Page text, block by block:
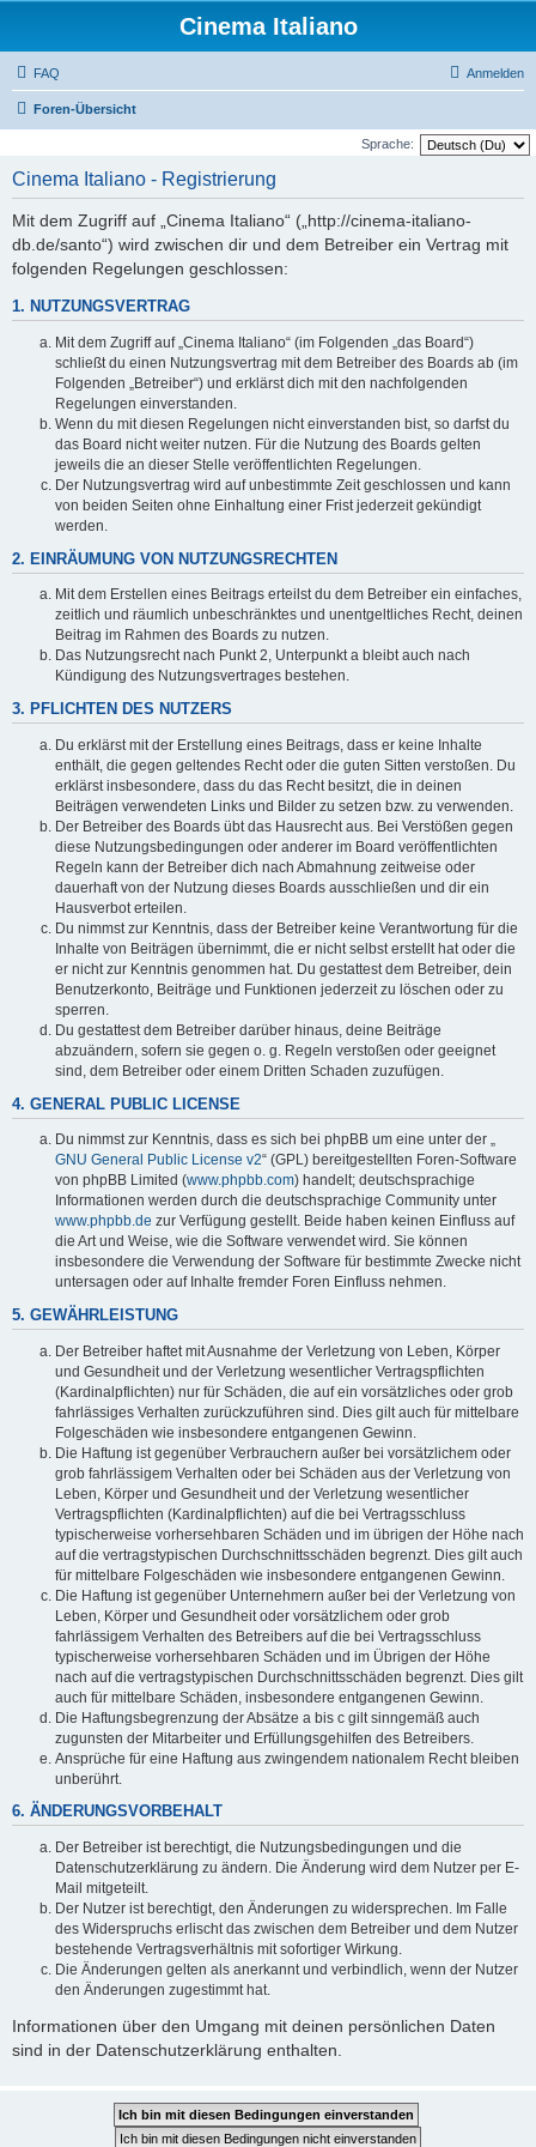
Cinema Italiano
FAQ Anmelden
Foren-Übersicht
Sprache:
Cinema Italiano - Registrierung
Mit dem Zugriff auf „Cinema Italiano“ („http://cinema-italiano-
db.de/santo“) wird zwischen dir und dem Betreiber ein Vertrag mit
folgenden Regelungen geschlossen:
1. NUTZUNGSVERTRAG
Mit dem Zugriff auf „Cinema Italiano“ (im Folgenden „das Board“)
schließt du einen Nutzungsvertrag mit dem Betreiber des Boards ab (im
Folgenden „Betreiber“) und erklärst dich mit den nachfolgenden
Regelungen einverstanden.
Wenn du mit diesen Regelungen nicht einverstanden bist, so darfst du
das Board nicht weiter nutzen. Für die Nutzung des Boards gelten
jeweils die an dieser Stelle veröffentlichten Regelungen.
Der Nutzungsvertrag wird auf unbestimmte Zeit geschlossen und kann
von beiden Seiten ohne Einhaltung einer Frist jederzeit gekündigt
werden.
2. EINRÄUMUNG VON NUTZUNGSRECHTEN
Mit dem Erstellen eines Beitrags erteilst du dem Betreiber ein einfaches,
zeitlich und räumlich unbeschränktes und unentgeltliches Recht, deinen
Beitrag im Rahmen des Boards zu nutzen.
Das Nutzungsrecht nach Punkt 2, Unterpunkt a bleibt auch nach
Kündigung des Nutzungsvertrages bestehen.
3. PFLICHTEN DES NUTZERS
Du erklärst mit der Erstellung eines Beitrags, dass er keine Inhalte
enthält, die gegen geltendes Recht oder die guten Sitten verstoßen. Du
erklärst insbesondere, dass du das Recht besitzt, die in deinen
Beiträgen verwendeten Links und Bilder zu setzen bzw. zu verwenden.
Der Betreiber des Boards übt das Hausrecht aus. Bei Verstößen gegen
diese Nutzungsbedingungen oder anderer im Board veröffentlichten
Regeln kann der Betreiber dich nach Abmahnung zeitweise oder
dauerhaft von der Nutzung dieses Boards ausschließen und dir ein
Hausverbot erteilen.
Du nimmst zur Kenntnis, dass der Betreiber keine Verantwortung für die
Inhalte von Beiträgen übernimmt, die er nicht selbst erstellt hat oder die
er nicht zur Kenntnis genommen hat. Du gestattest dem Betreiber, dein
Benutzerkonto, Beiträge und Funktionen jederzeit zu löschen oder zu
sperren.
Du gestattest dem Betreiber darüber hinaus, deine Beiträge
abzuändern, sofern sie gegen o. g. Regeln verstoßen oder geeignet
sind, dem Betreiber oder einem Dritten Schaden zuzufügen.
4. GENERAL PUBLIC LICENSE
Du nimmst zur Kenntnis, dass es sich bei phpBB um eine unter der „
GNU General Public License v2“ (GPL) bereitgestellten Foren-Software
von phpBB Limited (www.phpbb.com) handelt; deutschsprachige
Informationen werden durch die deutschsprachige Community unter
www.phpbb.de zur Verfügung gestellt. Beide haben keinen Einfluss auf
die Art und Weise, wie die Software verwendet wird. Sie können
insbesondere die Verwendung der Software für bestimmte Zwecke nicht
untersagen oder auf Inhalte fremder Foren Einfluss nehmen.
5. GEWÄHRLEISTUNG
Der Betreiber haftet mit Ausnahme der Verletzung von Leben, Körper
und Gesundheit und der Verletzung wesentlicher Vertragspflichten
(Kardinalpflichten) nur für Schäden, die auf ein vorsätzliches oder grob
fahrlässiges Verhalten zurückzuführen sind. Dies gilt auch für mittelbare
Folgeschäden wie insbesondere entgangenen Gewinn.
Die Haftung ist gegenüber Verbrauchern außer bei vorsätzlichem oder
grob fahrlässigem Verhalten oder bei Schäden aus der Verletzung von
Leben, Körper und Gesundheit und der Verletzung wesentlicher
Vertragspflichten (Kardinalpflichten) auf die bei Vertragsschluss
typischerweise vorhersehbaren Schäden und im übrigen der Höhe nach
auf die vertragstypischen Durchschnittsschäden begrenzt. Dies gilt auch
für mittelbare Folgeschäden wie insbesondere entgangenen Gewinn.
Die Haftung ist gegenüber Unternehmern außer bei der Verletzung von
Leben, Körper und Gesundheit oder vorsätzlichem oder grob
fahrlässigem Verhalten des Betreibers auf die bei Vertragsschluss
typischerweise vorhersehbaren Schäden und im Übrigen der Höhe
nach auf die vertragstypischen Durchschnittsschäden begrenzt. Dies gilt
auch für mittelbare Schäden, insbesondere entgangenen Gewinn.
Die Haftungsbegrenzung der Absätze a bis c gilt sinngemäß auch
zugunsten der Mitarbeiter und Erfüllungsgehilfen des Betreibers.
Ansprüche für eine Haftung aus zwingendem nationalem Recht bleiben
unberührt.
6. ÄNDERUNGSVORBEHALT
Der Betreiber ist berechtigt, die Nutzungsbedingungen und die
Datenschutzerklärung zu ändern. Die Änderung wird dem Nutzer per E-
Mail mitgeteilt.
Der Nutzer ist berechtigt, den Änderungen zu widersprechen. Im Falle
des Widerspruchs erlischt das zwischen dem Betreiber und dem Nutzer
bestehende Vertragsverhältnis mit sofortiger Wirkung.
Die Änderungen gelten als anerkannt und verbindlich, wenn der Nutzer
den Änderungen zugestimmt hat.
Informationen über den Umgang mit deinen persönlichen Daten
sind in der Datenschutzerklärung enthalten.